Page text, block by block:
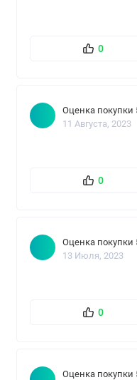
0
Оценка покупки
11 Августа, 2023
0
Оценка покупки
13 Июля, 2023
0
Оценка покупки